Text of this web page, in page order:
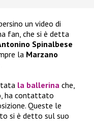
un video di
fan, che si è detta
Spinalbese
la Marzano
la ballerina che,
ha contattato
Queste le
si è detto sul suo